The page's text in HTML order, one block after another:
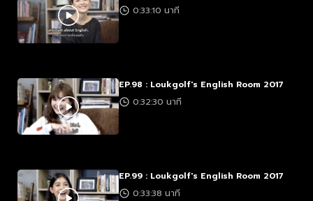
0:33:10 นาที
EP.98 : Loukgolf's English Room 2017
0:32:30 นาที
EP.99 : Loukgolf's English Room 2017
0:33:38 นาที